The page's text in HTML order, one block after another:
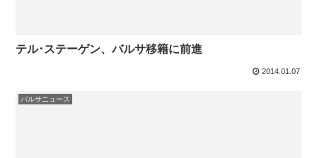
テル･ステーゲン、バルサ移籍に前進
2014.01.07
バルサニュース